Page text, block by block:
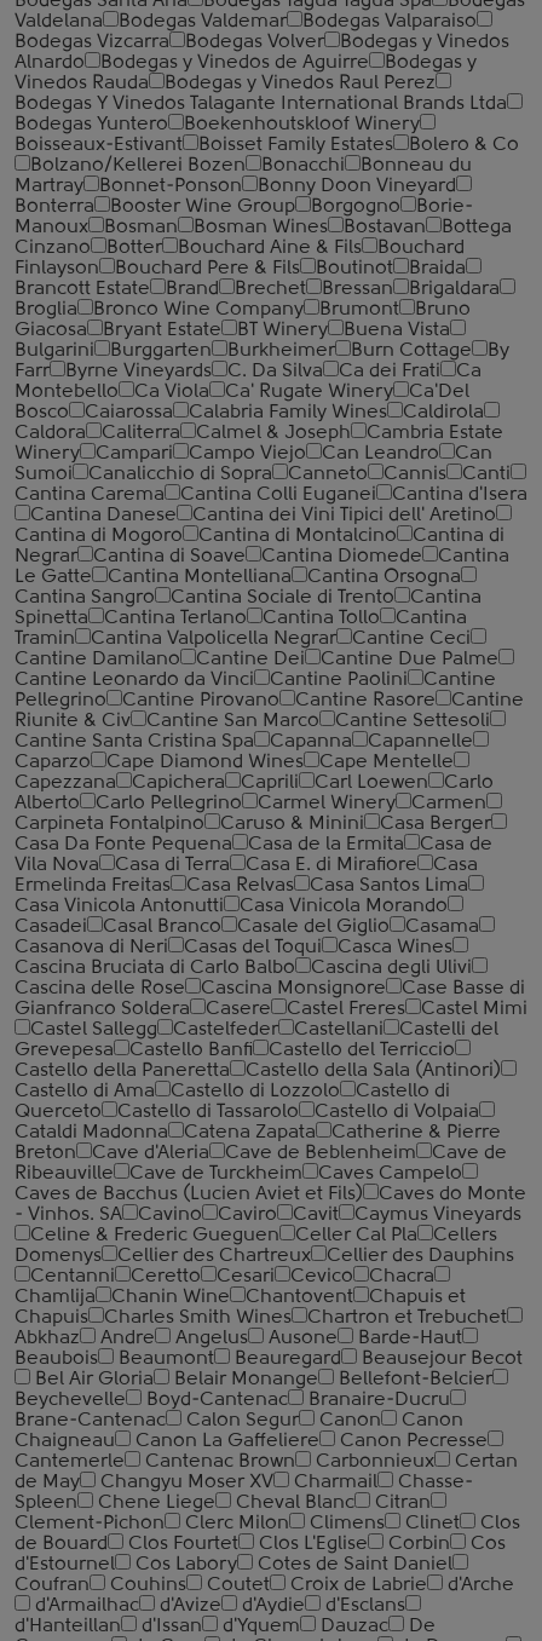
Valdelana
Bodegas Valdemar
Bodegas Valparaiso
Bodegas Vizcarra
Bodegas Volver
Bodegas y Vinedos
Alnardo
Bodegas y Vinedos de Aguirre
Bodegas y
Vinedos Rauda
Bodegas y Vinedos Raul Perez
Bodegas Y Vinedos Talagante International Brands Ltda
Bodegas Yuntero
Boekenhoutskloof Winery
Boisseaux-Estivant
Boisset Family Estates
Bolero & Co
Bolzano/Kellerei Bozen
Bonacchi
Bonneau du
Martray
Bonnet-Ponson
Bonny Doon Vineyard
Bonterra
Booster Wine Group Borgogno
Borie-
Manoux
Bosman Bosman Wines Bostavan
Bottega
Cinzano
Botter Bouchard Aine & Fils
Bouchard
Finlayson
Bouchard Pere & Fils Boutinot
Braida
Brancott Estate
Brand Brechet Bressan
Brigaldara
Broglia
Bronco Wine Company Brumont
Bruno
Giacosa
Bryant Estate BT Winery
Buena Vista
Bulgarini
Burggarten Burkheimer Burn Cottage
By
Farr
Byrne Vineyards C. Da Silva Ca dei Frati
Ca
Montebello
Ca Viola Ca' Rugate Winery
Ca'Del
Bosco
Caiarossa Calabria Family Wines
Caldirola
Caldora
Caliterra Calmel & Joseph
Cambria Estate
Winery
Campari Campo Viejo Can Leandro
Can
Sumoi
Canalicchio di Sopra Canneto Cannis
Canti
Cantina Carema
Cantina Colli Euganei
Cantina d'Isera
Cantina Danese
Cantina dei Vini Tipici dell' Aretino
Cantina di Mogoro
Cantina di Montalcino
Cantina di
Negrar
Cantina di Soave Cantina Diomede
Cantina
Le Gatte
Cantina Montelliana
Cantina Orsogna
Cantina Sangro
Cantina Sociale di Trento
Cantina
Spinetta
Cantina Terlano Cantina Tollo
Cantina
Tramin
Cantina Valpolicella Negrar
Cantine Ceci
Cantine Damilano
Cantine Dei
Cantine Due Palme
Cantine Leonardo da Vinci
Cantine Paolini
Cantine
Pellegrino
Cantine Pirovano Cantine Rasore
Cantine
Riunite & Civ
Cantine San Marco
Cantine Settesoli
Cantinе Santa Cristina Spa
Capanna
Capannelle
Caparzo
Cape Diamond Wines
Cape Mentelle
Capezzana
Capichera Caprili Carl Loewen
Carlo
Alberto
Carlo Pellegrino Carmel Winery
Carmen
Carpineta Fontalpino
Caruso & Minini
Casa Berger
Casa Da Fonte Pequena
Casa de la Ermita
Casa de
Vila Nova
Casa di Terra Casa E. di Mirafiore
Casa
Ermelinda Freitas
Casa Relvas
Casa Santos Lima
Casa Vinicola Antonutti
Casa Vinicola Morando
Casadei
Casal Branco Casale del Giglio
Casama
Casanova di Neri
Casas del Toqui
Casca Wines
Cascina Bruciata di Carlo Balbo
Cascina degli Ulivi
Cascina delle Rose
Cascina Monsignore
Case Basse di
Gianfranco Soldera
Casere Castel Freres
Castel Mimi
Castel Sallegg
Castelfeder Castellani
Castelli del
Grevepesa
Castello Banfi
Castello del Terriccio
Castello della Paneretta
Castello della Sala (Antinori)
Castello di Ama
Castello di Lozzolo
Castello di
Querceto
Castello di Tassarolo
Castello di Volpaia
Cataldi Madonna
Catena Zapata
Catherine & Pierre
Breton
Cave d'Aleria Cave de Beblenheim
Cave de
Ribeauville
Cave de Turckheim
Caves Campelo
Caves de Bacchus (Lucien Aviet et Fils)
Caves do Monte
- Vinhos. SA
Cavino Caviro Cavit
Caymus Vineyards
Celine & Frederic Gueguen
Celler Cal Pla
Cellers
Domenys
Cellier des Chartreux
Cellier des Dauphins
Centanni
Ceretto Cesari Cevico
Chacra
Chamlija
Chanin Wine Chantovent
Chapuis et
Chapuis
Charles Smith Wines
Chartron et Trebuchet
Abkhaz
Andre Angelus Ausone
Barde-Haut
Beaubois
Beaumont Beauregard
Beausejour Becot
Bel Air Gloria
Belair Monange
Bellefont-Belcier
Beychevelle
Boyd-Cantenac
Branaire-Ducru
Brane-Cantenac
Calon Segur Canon
Canon
Chaigneau
Canon La Gaffeliere
Canon Pecresse
Cantemerle
Cantenac Brown Carbonnieux
Certan
de May
Changyu Moser XV Charmail
Chasse-
Spleen
Chene Liege Cheval Blanc
Citran
Clement-Pichon
Clerc Milon Climens Clinet
Clos
de Bouard
Clos Fourtet Clos L'Eglise Corbin
Cos
d'Estournel
Cos Labory
Cotes de Saint Daniel
Coufran
Couhins Coutet Croix de Labrie
d'Arche
d'Armailhac
d'Avize d'Aydie
d'Esclans
d'Hanteillan
d'Issan d'Yquem Dauzac
De